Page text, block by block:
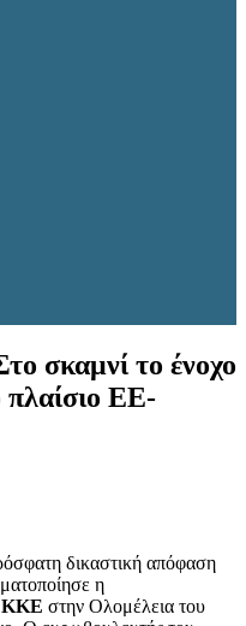
σκαμνί το ένοχο
πλαίσιο ΕΕ-
δικαστική απόφαση
η
ΚΚΕ στην Ολομέλεια του